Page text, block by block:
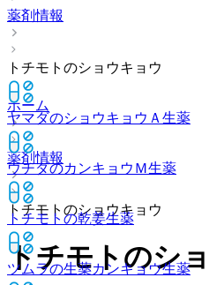
薬剤情報
トチモトのショウキョウ
ヤマダのショウキョウＡ 生薬
ウチダのカンキョウＭ生薬
トチモトの乾姜生薬
ツムラの生薬カンキョウ生薬
ホーム
薬剤情報
トチモトのショウキョウ
トチモトのシ